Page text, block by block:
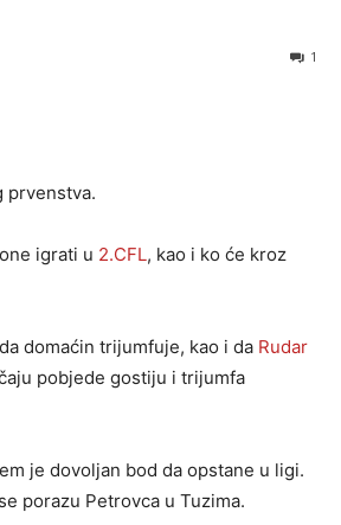
1
prvenstva.
igrati u 2.CFL, kao i ko će kroz
domaćin trijumfuje, kao i da Rudar
pobjede gostiju i trijumfa
je dovoljan bod da opstane u ligi.
porazu Petrovca u Tuzima.